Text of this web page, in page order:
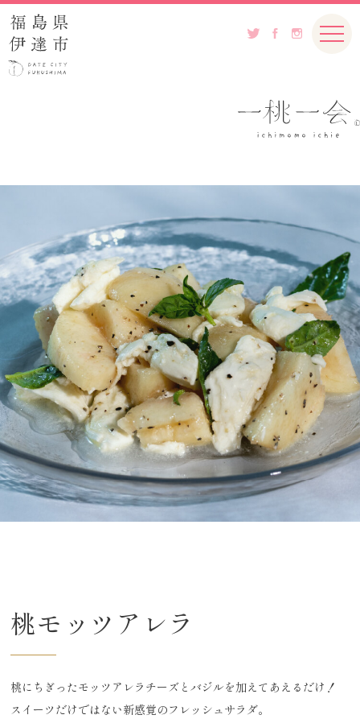
桃モッツアレラ
桃にちぎったモッツアレラチーズとバジルを加えてあえるだけ！
スイーツだけではない新感覚のフレッシュサラダ。